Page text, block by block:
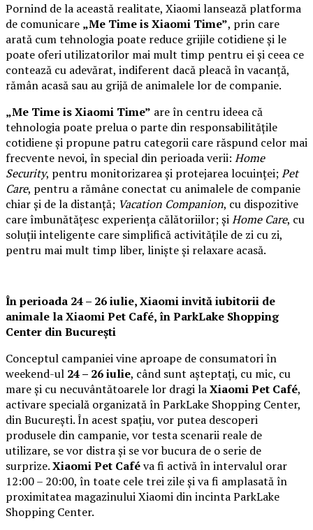
Pornind de la această realitate, Xiaomi lansează platforma
de comunicare „Me Time is Xiaomi Time”, prin care
arată cum tehnologia poate reduce grijile cotidiene și le
poate oferi utilizatorilor mai mult timp pentru ei și ceea ce
contează cu adevărat, indiferent dacă pleacă în vacanță,
rămân acasă sau au grijă de animalele lor de companie.
„Me Time is Xiaomi Time” are în centru ideea că
tehnologia poate prelua o parte din responsabilitățile
cotidiene și propune patru categorii care răspund celor mai
frecvente nevoi, în special din perioada verii: Home
Security, pentru monitorizarea și protejarea locuinței;Pet
Care, pentru a rămâne conectat cu animalele de companie
chiar și de la distanță; Vacation Companion, cu dispozitive
care îmbunătățesc experiența călătoriilor; șiHome Care, cu
soluții inteligente care simplifică activitățile de zi cu zi,
pentru mai mult timp liber, liniște și relaxare acasă.
În perioada 24 – 26 iulie, Xiaomi invită iubitorii de
animale laXiaomi Pet Café, în ParkLake Shopping
Center din București
Conceptul campaniei vine aproape de consumatori în
weekend-ul 24 – 26 iulie, când sunt așteptați, cu mic, cu
mare și cu necuvântătoarele lor dragi laXiaomi Pet Café,
activare specială organizată în ParkLake Shopping Center,
din București. În acest spațiu, vor putea descoperi
produsele din campanie, vor testa scenarii reale de
utilizare, se vor distra și se vor bucura de o serie de
surprize.Xiaomi Pet Caféva fi activă în intervalul orar
12:00 – 20:00, în toate cele trei zile și va fi amplasată în
proximitatea magazinului Xiaomi din incinta ParkLake
Shopping Center.